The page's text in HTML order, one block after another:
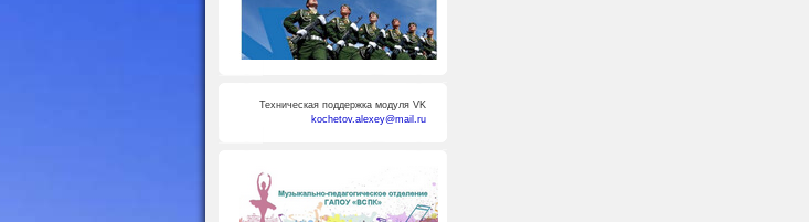
Техническая поддержка модуля VK
kochetov.alexey@mail.ru